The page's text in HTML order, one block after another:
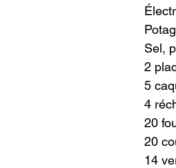
Sel,
2
5
4
20
20
14